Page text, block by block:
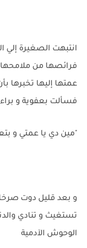
انتبهت الصغيرة إلي
فرائصها من
عمتها إليها تخبرها
فسألت بعفوية و
"مين دي يا عمتي و
و بعد قليل دوت
تستغيث و تنادي
الوحوش الآدمية